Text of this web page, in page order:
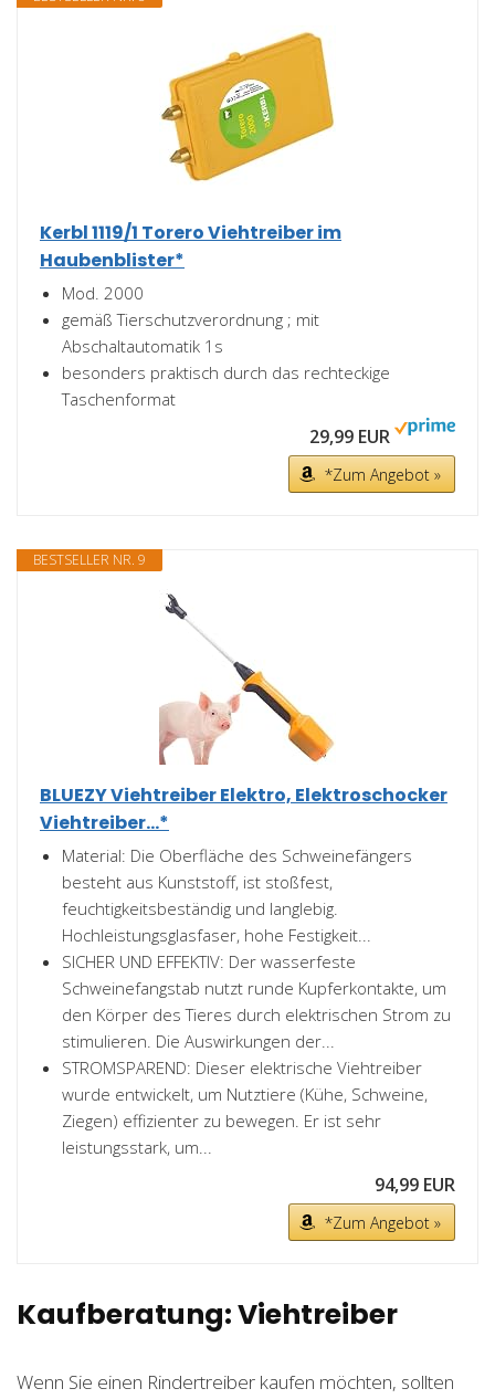
Kerbl 1119/1 Torero Viehtreiber im
Haubenblister*
Mod. 2000
gemäß Tierschutzverordnung ; mit
Abschaltautomatik 1s
besonders praktisch durch das rechteckige
Taschenformat
29,99 EUR
*Zum Angebot »
BESTSELLER NR. 9
BLUEZY Viehtreiber Elektro, Elektroschocker
Viehtreiber...*
Material: Die Oberfläche des Schweinefängers
besteht aus Kunststoff, ist stoßfest,
feuchtigkeitsbeständig und langlebig.
Hochleistungsglasfaser, hohe Festigkeit...
SICHER UND EFFEKTIV: Der wasserfeste
Schweinefangstab nutzt runde Kupferkontakte, um
den Körper des Tieres durch elektrischen Strom zu
stimulieren. Die Auswirkungen der...
STROMSPAREND: Dieser elektrische Viehtreiber
wurde entwickelt, um Nutztiere (Kühe, Schweine,
Ziegen) effizienter zu bewegen. Er ist sehr
leistungsstark, um...
94,99 EUR
*Zum Angebot »
Kaufberatung: Viehtreiber
Wenn Sie einen Rindertreiber kaufen möchten, sollten